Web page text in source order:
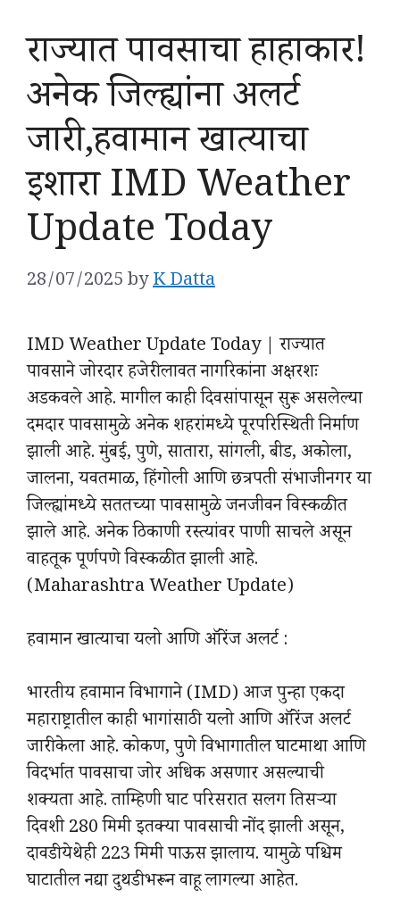
राज्यात पावसाचा हाहाकार!
अनेक जिल्ह्यांना अलर्ट
जारी,हवामान खात्याचा
इशारा IMD Weather
Update Today
28/07/2025byK Datta
IMD Weather Update Today | राज्यात
पावसाने जोरदार हजेरी लावत नागरिकांना अक्षरशः
अडकवले आहे. मागील काही दिवसांपासून सुरू असलेल्या
दमदार पावसामुळे अनेक शहरांमध्ये पूरपरिस्थिती निर्माण
झाली आहे. मुंबई, पुणे, सातारा, सांगली, बीड, अकोला,
जालना, यवतमाळ, हिंगोली आणि छत्रपती संभाजीनगर या
जिल्ह्यांमध्ये सततच्या पावसामुळे जनजीवन विस्कळीत
झाले आहे. अनेक ठिकाणी रस्त्यांवर पाणी साचले असून
वाहतूक पूर्णपणे विस्कळीत झाली आहे.
(Maharashtra Weather Update)
हवामान खात्याचा यलो आणि ऑरेंज अलर्ट :
भारतीय हवामान विभागाने (IMD) आज पुन्हा एकदा
महाराष्ट्रातील काही भागांसाठी यलो आणि ऑरेंज अलर्ट
जारी केला आहे. कोकण, पुणे विभागातील घाटमाथा आणि
विदर्भात पावसाचा जोर अधिक असणार असल्याची
शक्यता आहे. ताम्हिणी घाट परिसरात सलग तिसऱ्या
दिवशी 280 मिमी इतक्या पावसाची नोंद झाली असून,
दावडी येथेही 223 मिमी पाऊस झालाय. यामुळे पश्चिम
घाटातील नद्या दुथडी भरून वाहू लागल्या आहेत.